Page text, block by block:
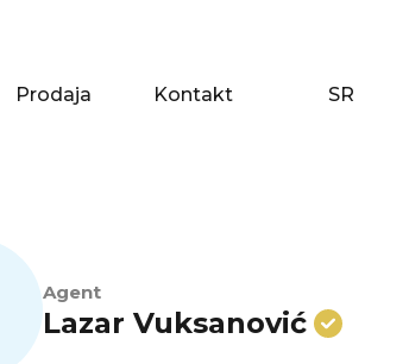
Prodaja Kontakt SR
Prodaja Kontakt SR
Agent
Lazar Vuksanović